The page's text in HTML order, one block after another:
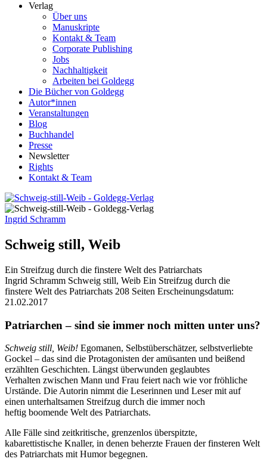
Verlag
Über uns
Manuskripte
Kontakt & Team
Corporate Publishing
Jobs
Nachhaltigkeit
Arbeiten bei Goldegg
Die Bücher von Goldegg
Autor*innen
Veranstaltungen
Blog
Buchhandel
Presse
Newsletter
Rights
Kontakt & Team
Ingrid Schramm
Schweig still, Weib
Ein Streifzug durch die finstere Welt des Patriarchats
Buchdetails
Ingrid Schramm Schweig still, Weib Ein Streifzug durch die
finstere Welt des Patriarchats 208 Seiten Erscheinungsdatum:
21.02.2017
Beschreibung
Patriarchen – sind sie immer noch mitten unter uns?
Schweig still, Weib! Egomanen, Selbstüberschätzer, selbstverliebte
Gockel – das sind die Protagonisten der amüsanten und beißend
erzählten Geschichten. Längst überwunden geglaubtes
Verhalten zwischen Mann und Frau feiert nach wie vor fröhliche
Urstände. Die Autorin nimmt die Leserinnen und Leser mit auf
einen unterhaltsamen Streifzug durch die immer noch
heftig boomende Welt des Patriarchats.
Alle Fälle sind zeitkritische, grenzenlos überspitzte,
kabarettistische Knaller, in denen beherzte Frauen der finsteren Welt
des Patriarchats mit Humor begegnen.